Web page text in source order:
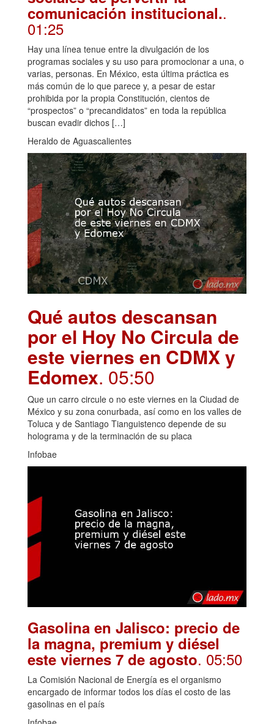
comunicación institucional..
01:25
Hay una línea tenue entre la divulgación de los
programas sociales y su uso para promocionar a una, o
varias, personas. En México, esta última práctica es
más común de lo que parece y, a pesar de estar
prohibida por la propia Constitución, cientos de
“prospectos” o “precandidatos” en toda la república
buscan evadir dichos […]
Heraldo de Aguascalientes
Qué autos descansan
por el Hoy No Circula de
este viernes en CDMX y
Edomex. 05:50
Que un carro circule o no este viernes en la Ciudad de
México y su zona conurbada, así como en los valles de
Toluca y de Santiago Tianguistenco depende de su
holograma y de la terminación de su placa
Infobae
Gasolina en Jalisco: precio de
la magna, premium y diésel
este viernes 7 de agosto. 05:50
La Comisión Nacional de Energía es el organismo
encargado de informar todos los días el costo de las
gasolinas en el país